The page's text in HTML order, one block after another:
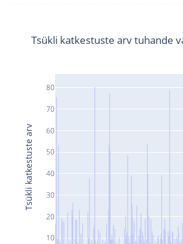
10
20
30
40
50
60
70
80
Tsükli katkestuste arv tuhande
Tsükli katkestuste arv